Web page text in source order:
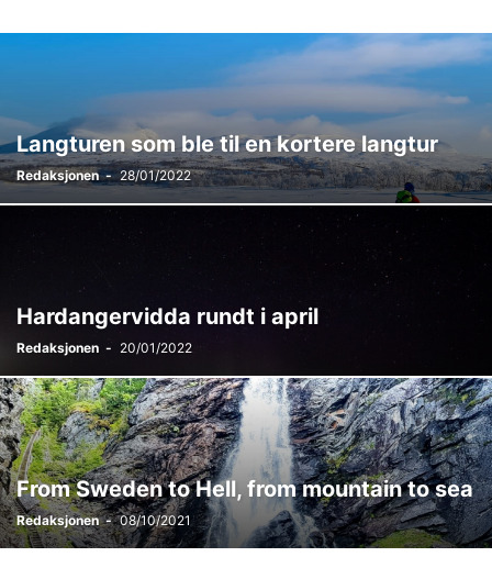
NYHETER PADLING PRESSEMELDING REKLAME SKI SNØ
TIPS OG TRIKS TURFORSLAG
TURMAT UTSTYR
Langturen som ble til en kortere langtur
Redaksjonen - 28/01/2022
Hardangervidda rundt i april
Redaksjonen - 20/01/2022
From Sweden to Hell, from mountain to sea
Redaksjonen - 08/10/2021